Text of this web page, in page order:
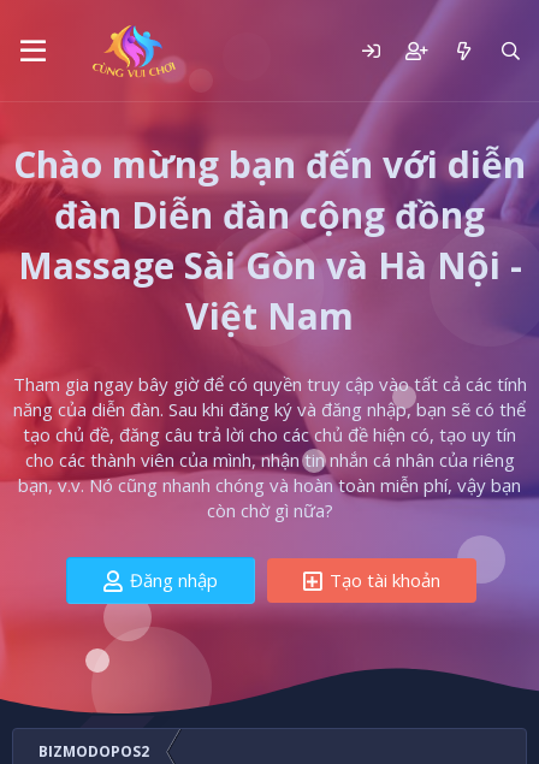
Chào mừng bạn đến với diễn
đàn Diễn đàn cộng đồng
Massage Sài Gòn và Hà Nội -
Việt Nam
Tham gia ngay bây giờ để có quyền truy cập vào tất cả các tính
năng của diễn đàn. Sau khi đăng ký và đăng nhập, bạn sẽ có thể
tạo chủ đề, đăng câu trả lời cho các chủ đề hiện có, tạo uy tín
cho các thành viên của mình, nhận tin nhắn cá nhân của riêng
bạn, v.v. Nó cũng nhanh chóng và hoàn toàn miễn phí, vậy bạn
còn chờ gì nữa?
Đăng nhập Tạo tài khoản
BIZMODOPOS2